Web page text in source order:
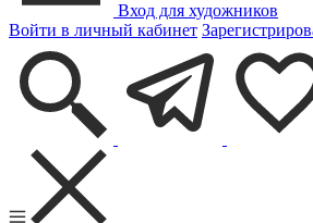
Вход для художников
Войти в личный кабинет